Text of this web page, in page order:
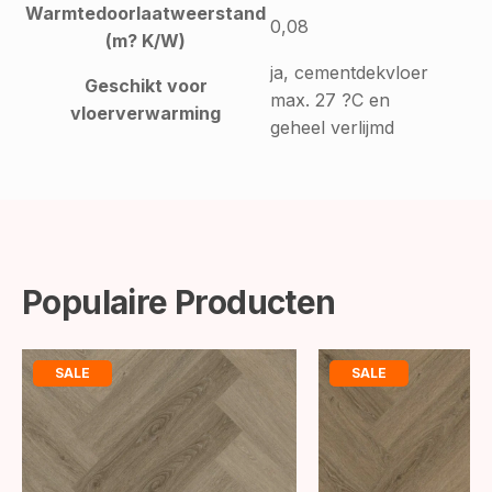
Warmtedoorlaatweerstand
(m? K/W)
0,08
Geschikt voor
vloerverwarming
ja, cementdekvloer
max. 27 ?C en
geheel verlijmd
Populaire Producten
SALE SALE